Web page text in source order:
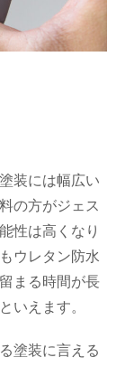
装には幅広い
の方がジェス
性は高くなり
ウレタン防水
まる時間が長
いえます。
塗装に言える